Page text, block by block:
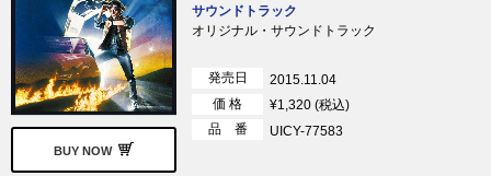
BUY NOW
サウンドトラック
オリジナル・サウンドトラック
発売日
2015.11.04
価 格
¥1,320 (税込)
品 番
UICY-77583